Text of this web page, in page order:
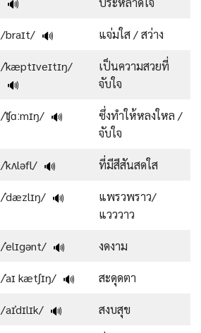
🔊
/braɪt/ 🔊 แจ่มใส / สว่าง
/ˈkæptɪveɪtɪŋ/
🔊
เป็นความสวยที่
จับใจ
/ˈʧɑːmɪŋ/ 🔊
ซึ่งทำให้หลงใหล /
จับใจ
/ˈkʌləfl/ 🔊 ที่มีสีสันสดใส
/ˈdæzlɪŋ/ 🔊
แพรวพราว/
แวววาว
/ˈelɪgənt/ 🔊 งดงาม
/ˈaɪ kætʃɪŋ/ 🔊 สะดุดตา
/aɪˈdɪlɪk/ 🔊 สงบสุข